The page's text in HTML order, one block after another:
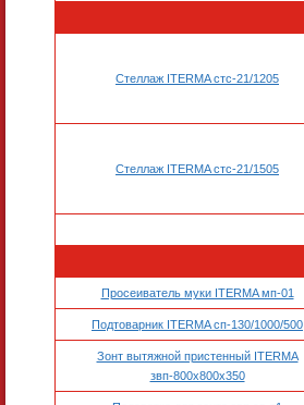
Стеллаж ITERMA стс-21/1205
Стеллаж ITERMA стс-21/1505
Просеиватель муки ITERMA мп-01
Подтоварник ITERMA сп-130/1000/500
Зонт вытяжной пристенный ITERMA
звп-800х800х350